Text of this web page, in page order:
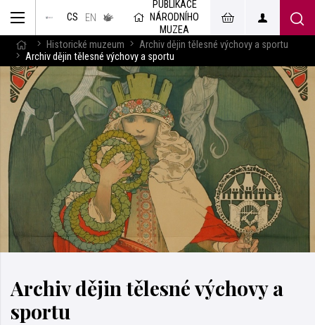
CS EN
v českém
jazyce
PUBLIKACE
NÁRODNÍHO
MUZEA
Historické muzeum
Archiv dějin tělesné výchovy a sportu
Archiv dějin tělesné výchovy a sportu
Archiv dějin tělesné výchovy a
sportu